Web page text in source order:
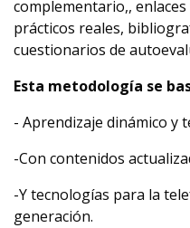
complementario,,
prácticos reales,
cuestionarios de
Esta metodología se
- Aprendizaje dinámico y
-Con contenidos
-Y tecnologías para la
generación.